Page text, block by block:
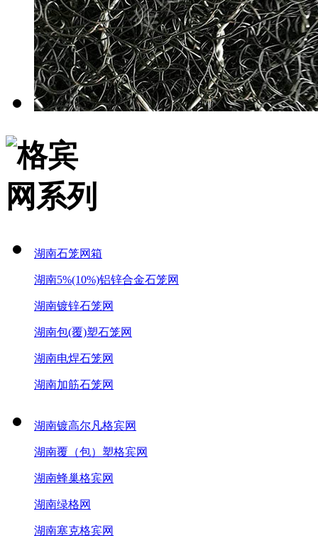
湖南石笼网箱
湖南5%(10%)铝锌合金石笼网
湖南镀锌石笼网
湖南包(覆)塑石笼网
湖南电焊石笼网
湖南加筋石笼网
湖南镀高尔凡格宾网
湖南覆（包）塑格宾网
湖南蜂巢格宾网
湖南绿格网
湖南塞克格宾网